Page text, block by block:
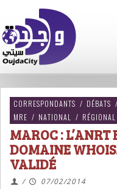
CORRESPONDANTS / DÉBATS /
MRE / NATIONAL / RÉGIONAL
MAROC : L’ANRT
DOMAINE
VALIDÉ
/
07/02/2014